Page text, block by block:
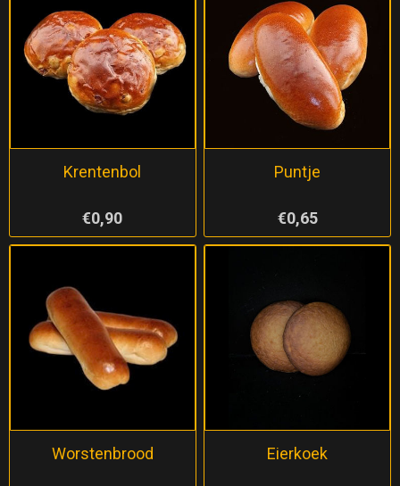
Krentenbol
€0,90
Puntje
€0,65
Worstenbrood Eierkoek